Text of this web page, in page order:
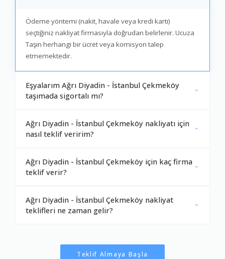
Ödeme yöntemi (nakit, havale veya kredi kartı)
seçtiğiniz nakliyat firmasıyla doğrudan belirlenir. Ucuza
Taşın herhangi bir ücret veya komisyon talep
etmemektedir.
Eşyalarım Ağrı Diyadin - İstanbul Çekmeköy
taşımada sigortalı mı?
Ağrı Diyadin - İstanbul Çekmeköy nakliyatı için
nasıl teklif veririm?
Ağrı Diyadin - İstanbul Çekmeköy için kaç firma
teklif verir?
Ağrı Diyadin - İstanbul Çekmeköy nakliyat
teklifleri ne zaman gelir?
Teklif Almaya Başla